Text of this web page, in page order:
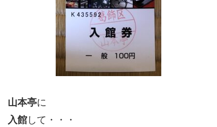
山本亭に
入館して・・・